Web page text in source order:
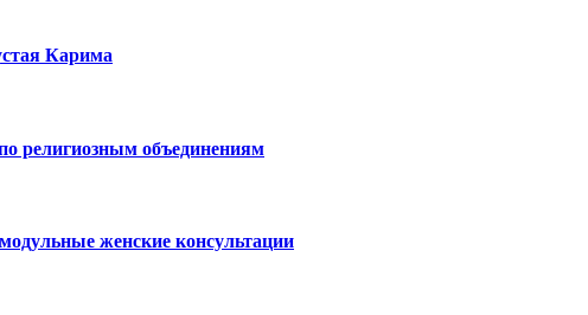
Карима
религиозным объединениям
женские консультации